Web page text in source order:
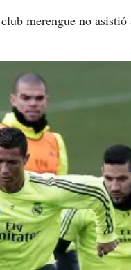
merengue no